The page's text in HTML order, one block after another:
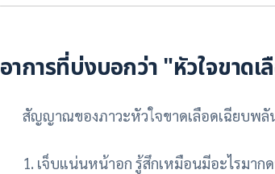
อาการที่บ่งบอกว่า "หัวใจขาด
สัญญาณของภาวะหัวใจขาดเลือดเฉียบพลั
1. เจ็บแน่นหน้าอก รู้สึกเหมือนมีอะไรมาก